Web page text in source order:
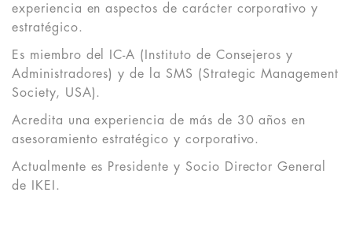
experiencia en aspectos de carácter corporativo y
estratégico.
Es miembro del IC-A (Instituto de Consejeros y
Administradores) y de la SMS (Strategic Management
Society, USA).
Acredita una experiencia de más de 30 años en
asesoramiento estratégico y corporativo.
Actualmente es Presidente y Socio Director General
de IKEI.